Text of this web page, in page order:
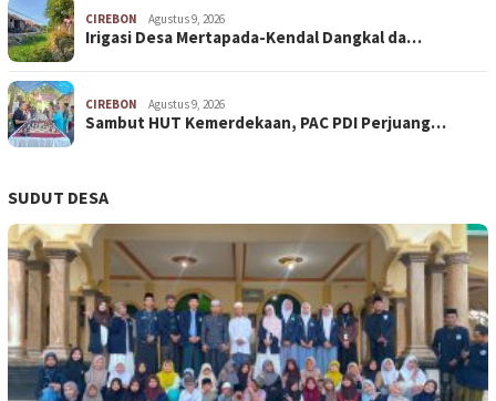
CIREBON Agustus 9, 2026
Irigasi Desa Mertapada-Kendal Dangkal da…
CIREBON Agustus 9, 2026
Sambut HUT Kemerdekaan, PAC PDI Perjuang…
SUDUT DESA